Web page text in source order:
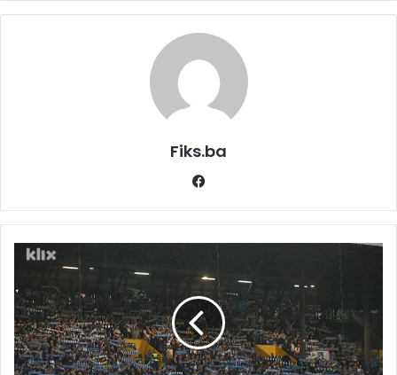
Fiks.ba
Željezničar
imena
novih
čelnika
i
javno